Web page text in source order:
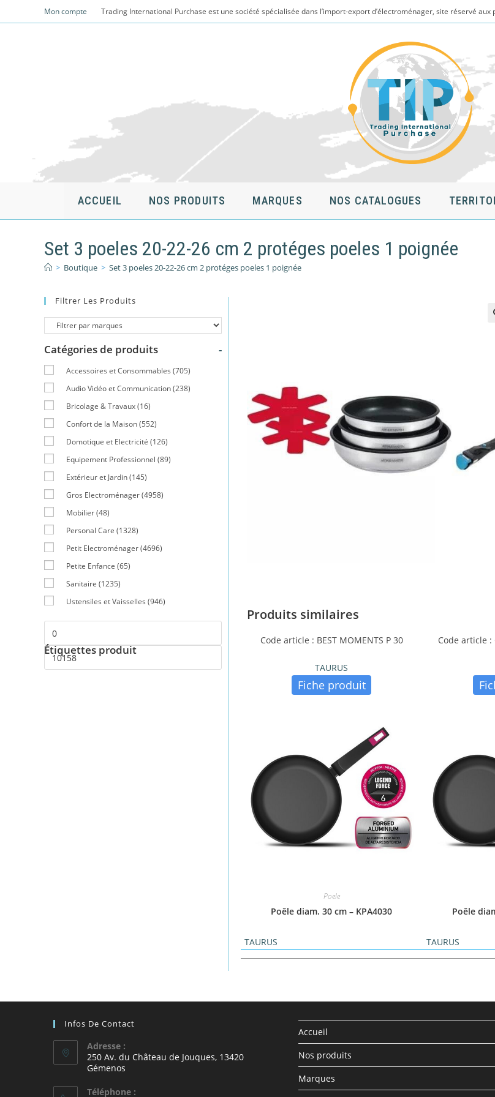
to
Mon compte Trading International Purchase est une société spécialisée dans l’import-export d’électroménager, site réservé aux
ACCUEIL NOS PRODUITS MARQUES NOS CATALOGUES
Set 3 poeles 20-22-26 cm 2 protéges poeles 1 poignée
> Boutique > Set 3 poeles 20-22-26 cm 2 protéges poeles 1 poignée
Produits similaires
Code article : BEST MOMENTS P 30
TAURUS
Fiche produit
Poele
Poêle diam. 30 cm – KPA4030
TAURUS
Code article :
Poêle
TAURUS
Filtrer Les Produits
Catégories de produits -
Accessoires et Consommables (705)
Audio Vidéo et Communication(238)
Bricolage & Travaux(16)
Confort de la Maison(552)
Domotique et Electricité (126)
Equipement Professionnel (89)
Extérieur et Jardin(145)
Gros Electroménager(4958)
Mobilier(48)
Personal Care (1328)
Petit Electroménager(4696)
Petite Enfance (65)
Sanitaire (1235)
Ustensiles et Vaisselles (946)
Étiquettes produit
Infos De Contact
Adresse :
250 Av. du Château de Jouques, 13420
Gémenos
Téléphone :
Accueil
Nos produits
Marques